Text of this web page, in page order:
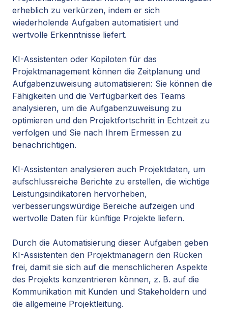
erheblich zu verkürzen, indem er sich
wiederholende Aufgaben automatisiert und
wertvolle Erkenntnisse liefert.
KI-Assistenten oder Kopiloten für das
Projektmanagement können die Zeitplanung und
Aufgabenzuweisung automatisieren: Sie können die
Fähigkeiten und die Verfügbarkeit des Teams
analysieren, um die Aufgabenzuweisung zu
optimieren und den Projektfortschritt in Echtzeit zu
verfolgen und Sie nach Ihrem Ermessen zu
benachrichtigen.
KI-Assistenten analysieren auch Projektdaten, um
aufschlussreiche Berichte zu erstellen, die wichtige
Leistungsindikatoren hervorheben,
verbesserungswürdige Bereiche aufzeigen und
wertvolle Daten für künftige Projekte liefern.
Durch die Automatisierung dieser Aufgaben geben
KI-Assistenten den Projektmanagern den Rücken
frei, damit sie sich auf die menschlicheren Aspekte
des Projekts konzentrieren können, z. B. auf die
Kommunikation mit Kunden und Stakeholdern und
die allgemeine Projektleitung.